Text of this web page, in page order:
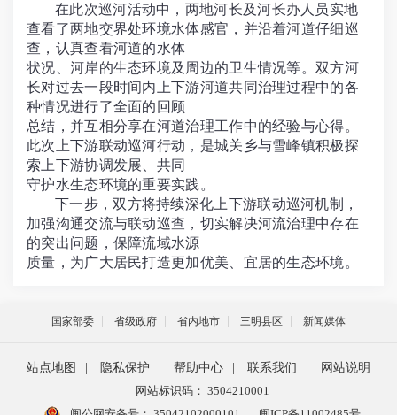
在此次巡河活动中，两地河长及河长办人员实地
查看了两地交界处环境水体感官，并沿着河道仔细巡
查，认真查看河道的水体
状况、 河岸的生态环境及周边的卫生情况等。双方河
长对过去一段时间内上下游河道共同治理过程中的各
种情况进行了全面的回顾
总结，并互相分享在河道治理工作中的经验与心得。
此次上下游联动巡河行动，是城关乡与雪峰镇积极探
索上下游协调发展、共同
守护水生态环境的重要实践。
下一步，双方将持续深化上下游联动巡河机制，
加强沟通交流与联动巡查，切实解决河流治理中存在
的突出问题，保障流域水源
质量，为广大居民打造更加优美、宜居的生态环境。
国家部委 省级政府 省内地市 三明县区 新闻媒体
站点地图 隐私保护 帮助中心 联系我们
网站说明
网站标识码： 3504210001